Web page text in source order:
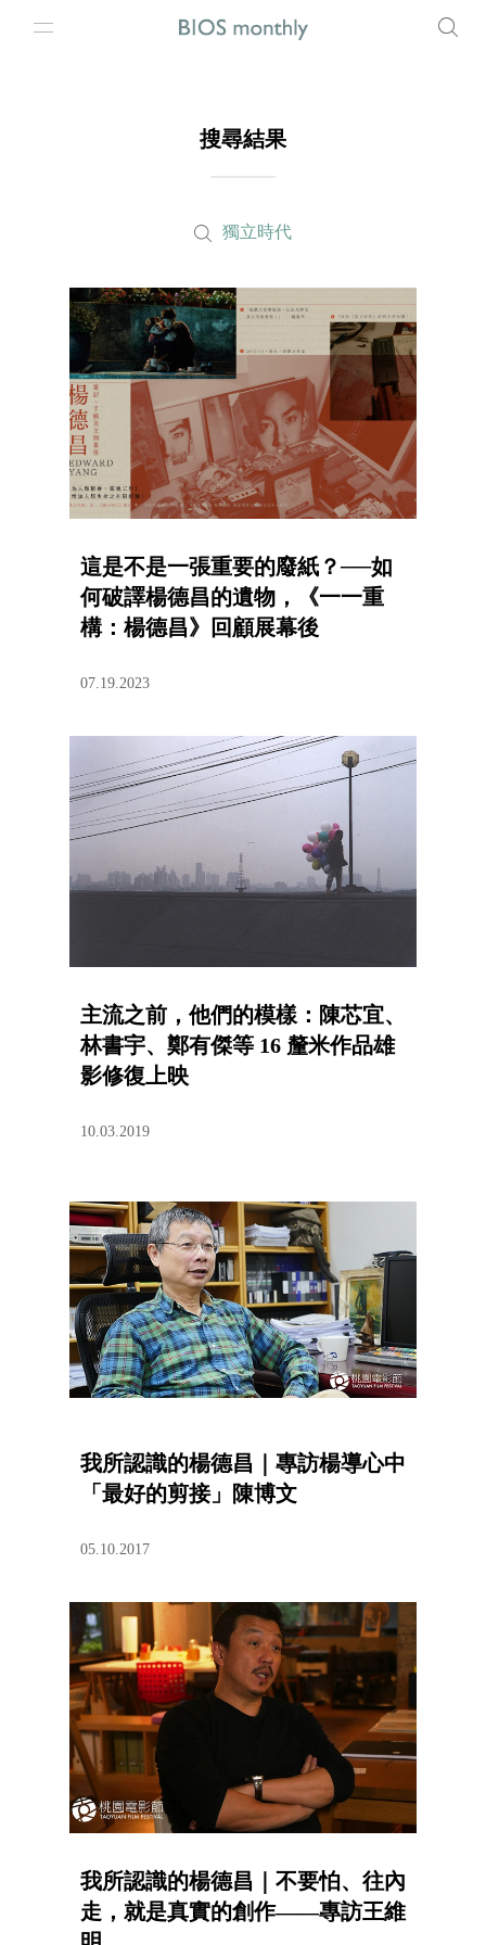
搜尋結果
獨立時代
這是不是一張重要的廢紙？──如
何破譯楊德昌的遺物，《一一重
構：楊德昌》回顧展幕後
07.19.2023
主流之前，他們的模樣：陳芯宜、
林書宇、鄭有傑等 16 釐米作品雄
影修復上映
10.03.2019
我所認識的楊德昌｜專訪楊導心中
「最好的剪接」陳博文
05.10.2017
我所認識的楊德昌｜不要怕、往內
走，就是真實的創作——專訪王維